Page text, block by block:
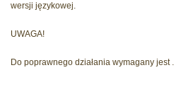
wersji językowej.
UWAGA!
Do poprawnego działania wymagany jest